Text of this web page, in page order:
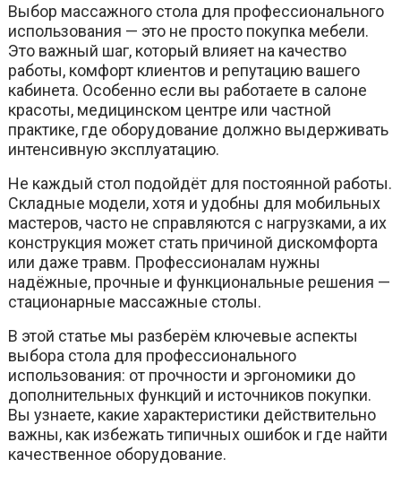
Выбор массажного стола для профессионального
использования — это не просто покупка мебели.
Это важный шаг, который влияет на качество
работы, комфорт клиентов и репутацию вашего
кабинета. Особенно если вы работаете в салоне
красоты, медицинском центре или частной
практике, где оборудование должно выдерживать
интенсивную эксплуатацию.
Не каждый стол подойдёт для постоянной работы.
Складные модели, хотя и удобны для мобильных
мастеров, часто не справляются с нагрузками, а их
конструкция может стать причиной дискомфорта
или даже травм. Профессионалам нужны
надёжные, прочные и функциональные решения —
стационарные массажные столы.
В этой статье мы разберём ключевые аспекты
выбора стола для профессионального
использования: от прочности и эргономики до
дополнительных функций и источников покупки.
Вы узнаете, какие характеристики действительно
важны, как избежать типичных ошибок и где найти
качественное оборудование.